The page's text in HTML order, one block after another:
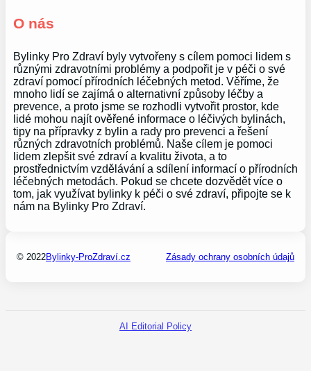
O nás
Bylinky Pro Zdraví byly vytvořeny s cílem pomoci lidem s
různými zdravotními problémy a podpořit je v péči o své
zdraví pomocí přírodních léčebných metod. Věříme, že
mnoho lidí se zajímá o alternativní způsoby léčby a
prevence, a proto jsme se rozhodli vytvořit prostor, kde
lidé mohou najít ověřené informace o léčivých bylinách,
tipy na přípravky z bylin a rady pro prevenci a řešení
různých zdravotních problémů. Naše cílem je pomoci
lidem zlepšit své zdraví a kvalitu života, a to
prostřednictvím vzdělávání a sdílení informací o přírodních
léčebných metodách. Pokud se chcete dozvědět více o
tom, jak využívat bylinky k péči o své zdraví, připojte se k
nám na Bylinky Pro Zdraví.
© 2022Bylinky-ProZdraví.cz Zásady ochrany osobních údajů
AI Editorial Policy